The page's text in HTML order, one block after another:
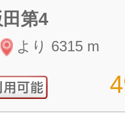
第4
より 6315 m